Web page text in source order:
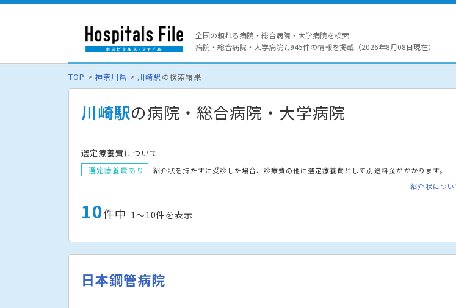
全国の頼れる病院・総合病院・大学病院を検索
病院・総合病院・大学病院7,945件の情報を掲載（2026年8月08日現在）
TOP 神奈川県 川崎駅 の検索結果
川崎駅の病院・総合病院・大学病院
選定療養費について
選定療養費あり
紹介状を持たずに受診した場合、診療費の他に選定療養費として別途料金がかかります。
紹介状につ
10件中 1〜10件を表示
日本鋼管病院